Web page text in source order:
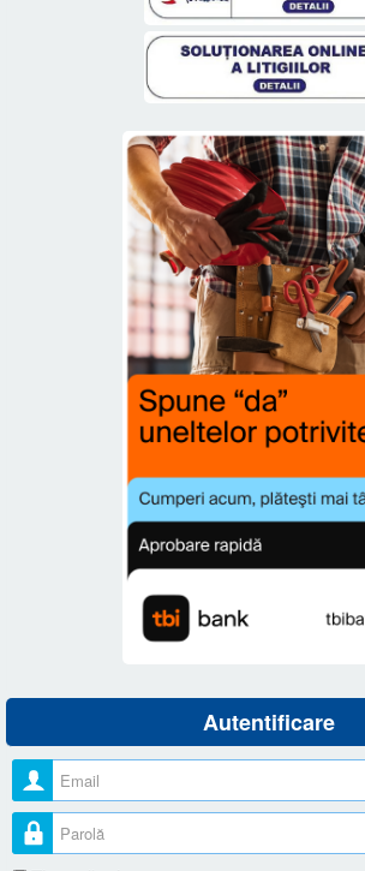
Autentificare
Nume utilizator
Parolă